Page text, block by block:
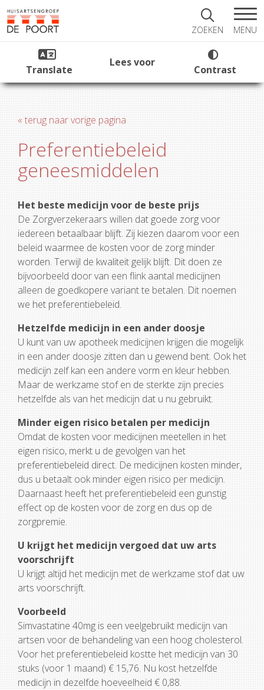
ZOEKEN MENU
Translate
Lees voor
Contrast
« terug naar vorige pagina
Preferentiebeleid
geneesmiddelen
Het beste medicijn voor de beste prijs
De Zorgverzekeraars willen dat goede zorg voor
iedereen betaalbaar blijft. Zij kiezen daarom voor een
beleid waarmee de kosten voor de zorg minder
worden. Terwijl de kwaliteit gelijk blijft. Dit doen ze
bijvoorbeeld door van een flink aantal medicijnen
alleen de goedkopere variant te betalen. Dit noemen
we het preferentiebeleid.
Hetzelfde medicijn in een ander doosje
U kunt van uw apotheek medicijnen krijgen die mogelijk
in een ander doosje zitten dan u gewend bent. Ook het
medicijn zelf kan een andere vorm en kleur hebben.
Maar de werkzame stof en de sterkte zijn precies
hetzelfde als van het medicijn dat u nu gebruikt.
Minder eigen risico betalen per medicijn
Omdat de kosten voor medicijnen meetellen in het
eigen risico, merkt u de gevolgen van het
preferentiebeleid direct. De medicijnen kosten minder,
dus u betaalt ook minder eigen risico per medicijn.
Daarnaast heeft het preferentiebeleid een gunstig
effect op de kosten voor de zorg en dus op de
zorgpremie.
U krijgt het medicijn vergoed dat uw arts
voorschrijft
U krijgt altijd het medicijn met de werkzame stof dat uw
arts voorschrijft.
Voorbeeld
Simvastatine 40mg is een veelgebruikt medicijn van
artsen voor de behandeling van een hoog cholesterol.
Voor het preferentiebeleid kostte het medicijn van 30
stuks (voor 1 maand) € 15,76. Nu kost hetzelfde
medicijn in dezelfde hoeveelheid € 0,88.